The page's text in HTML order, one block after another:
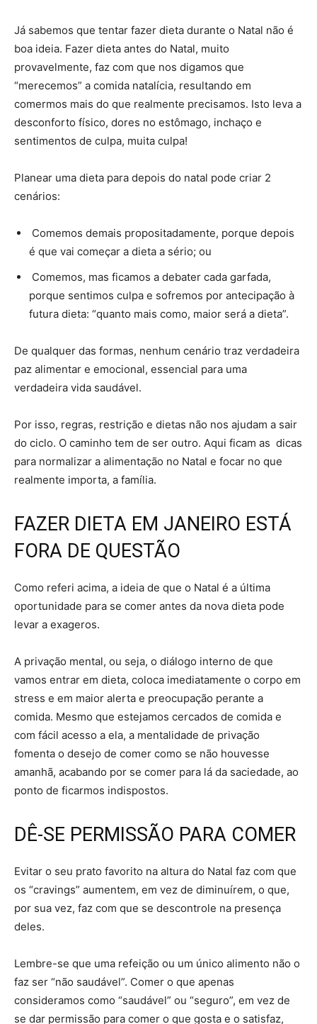
Já sabemos que tentar fazer dieta durante o Natal não é
boa ideia. Fazer dieta antes do Natal, muito
provavelmente, faz com que nos digamos que
“merecemos” a comida natalícia, resultando em
comermos mais do que realmente precisamos. Isto leva a
desconforto físico, dores no estômago, inchaço e
sentimentos de culpa, muita culpa!
Planear uma dieta para depois do natal pode criar 2
cenários:
Comemos demais propositadamente, porque depois
é que vai começar a dieta a sério; ou
Comemos, mas ficamos a debater cada garfada,
porque sentimos culpa e sofremos por antecipação à
futura dieta: “quanto mais como, maior será a dieta”.
De qualquer das formas, nenhum cenário traz verdadeira
paz alimentar e emocional, essencial para uma
verdadeira vida saudável.
Por isso, regras, restrição e dietas não nos ajudam a sair
do ciclo. O caminho tem de ser outro. Aqui ficam as dicas
para normalizar a alimentação no Natal e focar no que
realmente importa, a família.
FAZER DIETA EM JANEIRO ESTÁ
FORA DE QUESTÃO
Como referi acima, a ideia de que o Natal é a última
oportunidade para se comer antes da nova dieta pode
levar a exageros.
A privação mental, ou seja, o diálogo interno de que
vamos entrar em dieta, coloca imediatamente o corpo em
stress e em maior alerta e preocupação perante a
comida. Mesmo que estejamos cercados de comida e
com fácil acesso a ela, a mentalidade de privação
fomenta o desejo de comer como se não houvesse
amanhã, acabando por se comer para lá da saciedade, ao
ponto de ficarmos indispostos.
DÊ-SE PERMISSÃO PARA COMER
Evitar o seu prato favorito na altura do Natal faz com que
os “cravings” aumentem, em vez de diminuírem, o que,
por sua vez, faz com que se descontrole na presença
deles.
Lembre-se que uma refeição ou um único alimento não o
faz ser “não saudável”. Comer o que apenas
consideramos como “saudável” ou “seguro”, em vez de
se dar permissão para comer o que gosta e o satisfaz,